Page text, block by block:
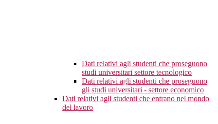
Dati relativi agli studenti che proseguono
studi universitari settore tecnologico
Dati relativi agli studenti che proseguono
gli studi universitari - settore economico
Dati relativi agli studenti che entrano nel mondo
del lavoro